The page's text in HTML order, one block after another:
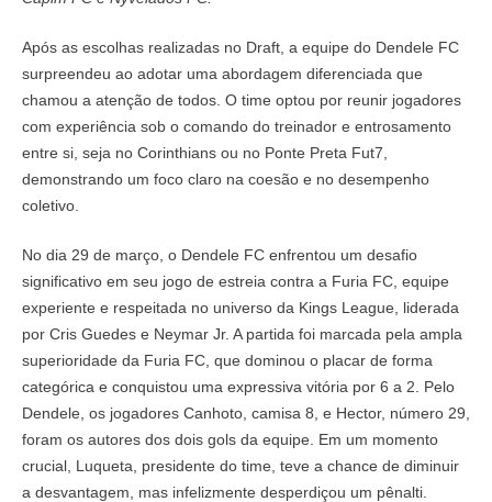
Após as escolhas realizadas no Draft, a equipe do Dendele FC
surpreendeu ao adotar uma abordagem diferenciada que
chamou a atenção de todos. O time optou por reunir jogadores
com experiência sob o comando do treinador e entrosamento
entre si, seja no Corinthians ou no Ponte Preta Fut7,
demonstrando um foco claro na coesão e no desempenho
coletivo.
No dia 29 de março, o Dendele FC enfrentou um desafio
significativo em seu jogo de estreia contra a Furia FC, equipe
experiente e respeitada no universo da Kings League, liderada
por Cris Guedes e Neymar Jr. A partida foi marcada pela ampla
superioridade da Furia FC, que dominou o placar de forma
categórica e conquistou uma expressiva vitória por 6 a 2. Pelo
Dendele, os jogadores Canhoto, camisa 8, e Hector, número 29,
foram os autores dos dois gols da equipe. Em um momento
crucial, Luqueta, presidente do time, teve a chance de diminuir
a desvantagem, mas infelizmente desperdiçou um pênalti.